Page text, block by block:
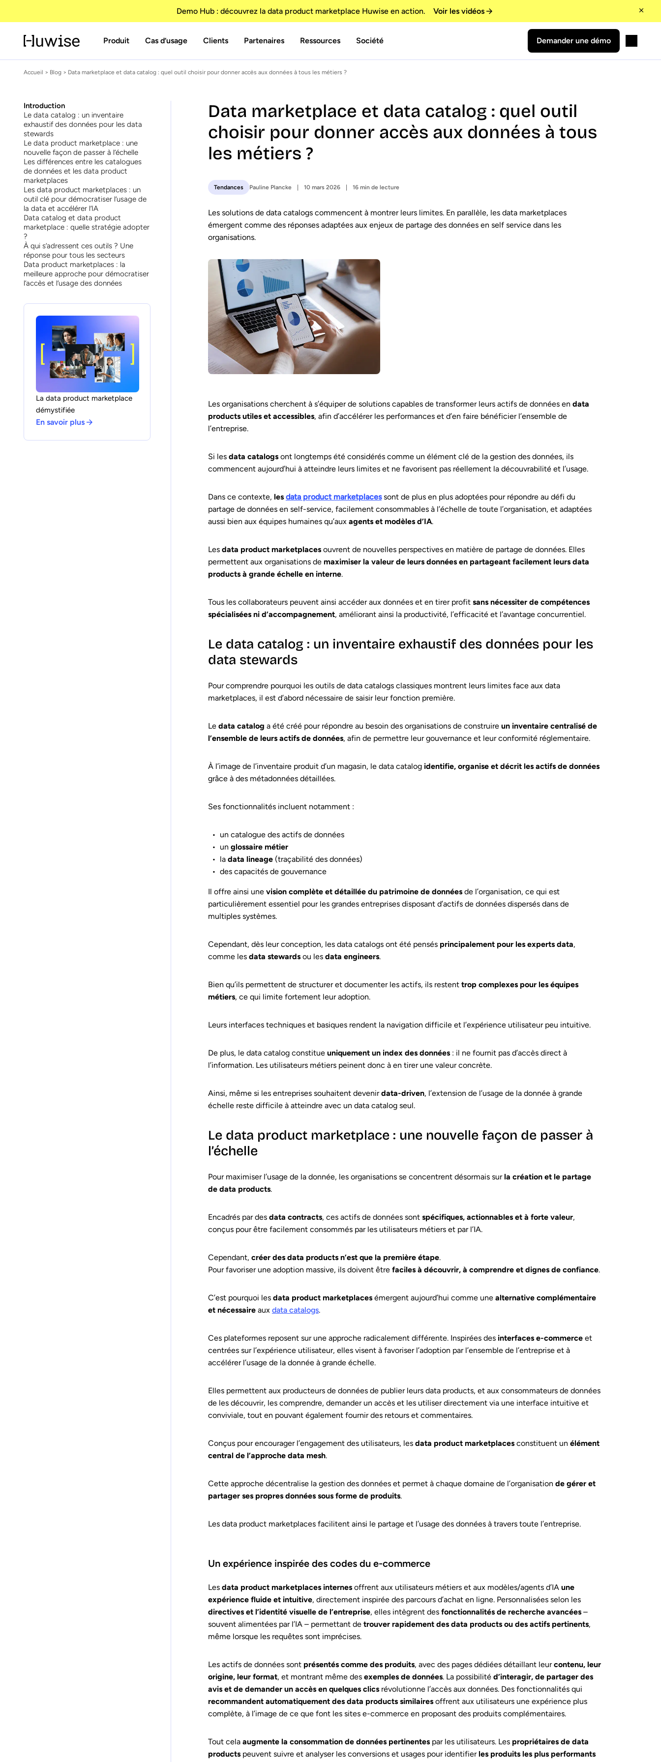
Demo Hub : découvrez la data product marketplace Huwise en action. Voir les vidéos
Produit Cas d’usage Clients Partenaires Ressources Société Demander une démo
Accueil > Blog > Data marketplace et data catalog : quel outil choisir pour donner accès aux données à tous les métiers ?
Introduction
Le data catalog : un inventaire
exhaustif des données pour les data
stewards
Le data product marketplace : une
nouvelle façon de passer à l’échelle
Les différences entre les catalogues
de données et les data product
marketplaces
Les data product marketplaces : un
outil clé pour démocratiser l’usage de
la data et accélérer l’IA
Data catalog et data product
marketplace : quelle stratégie adopter
?
À qui s’adressent ces outils ? Une
réponse pour tous les secteurs
Data product marketplaces : la
meilleure approche pour démocratiser
l’accès et l’usage des données
La data product marketplace
démystifiée
En savoir plus
Data marketplace et data catalog : quel outil
choisir pour donner accès aux données à tous
les métiers ?
Tendances Pauline Plancke 10 mars 2026 16 min de lecture
Les solutions de data catalogs commencent à montrer leurs limites. En parallèle, les data marketplaces
émergent comme des réponses adaptées aux enjeux de partage des données en self service dans les
organisations.
Les organisations cherchent à s’équiper de solutions capables de transformer leurs actifs de données en data
products utiles et accessibles, afin d’accélérer les performances et d’en faire bénéficier l’ensemble de
l’entreprise.
Si les data catalogs ont longtemps été considérés comme un élément clé de la gestion des données, ils
commencent aujourd’hui à atteindre leurs limites et ne favorisent pas réellement la découvrabilité et l’usage.
Dans ce contexte, les data product marketplacessont de plus en plus adoptées pour répondre au défi du
partage de données en self-service, facilement consommables à l’échelle de toute l’organisation, et adaptées
aussi bien aux équipes humaines qu’aux agents et modèles d’IA.
Les data product marketplacesouvrent de nouvelles perspectives en matière de partage de données. Elles
permettent aux organisations de maximiser la valeur de leurs données en partageant facilement leurs data
products à grande échelle en interne.
Tous les collaborateurs peuvent ainsi accéder aux données et en tirer profit sans nécessiter de compétences
spécialisées ni d’accompagnement, améliorant ainsi la productivité, l’efficacité et l’avantage concurrentiel.
Le data catalog : un inventaire exhaustif des données pour les
data stewards
Pour comprendre pourquoi les outils de data catalogs classiques montrent leurs limites face aux data
marketplaces, il est d’abord nécessaire de saisir leur fonction première.
Le data catalog a été créé pour répondre au besoin des organisations de construire un inventaire centralisé de
l’ensemble de leurs actifs de données, afin de permettre leur gouvernance et leur conformité réglementaire.
À l’image de l’inventaire produit d’un magasin, le data catalog identifie, organise et décrit les actifs de données
grâce à des métadonnées détaillées.
Ses fonctionnalités incluent notamment :
un catalogue des actifs de données
un glossaire métier
la data lineage(traçabilité des données)
des capacités de gouvernance
Il offre ainsi une vision complète et détaillée du patrimoine de donnéesde l’organisation, ce qui est
particulièrement essentiel pour les grandes entreprises disposant d’actifs de données dispersés dans de
multiples systèmes.
Cependant, dès leur conception, les data catalogs ont été pensés principalement pour les experts data,
comme les data stewardsou les data engineers.
Bien qu’ils permettent de structurer et documenter les actifs, ils restent trop complexes pour les équipes
métiers, ce qui limite fortement leur adoption.
Leurs interfaces techniques et basiques rendent la navigation difficile et l’expérience utilisateur peu intuitive.
De plus, le data catalog constitue uniquement un index des données: il ne fournit pas d’accès direct à
l’information. Les utilisateurs métiers peinent donc à en tirer une valeur concrète.
Ainsi, même si les entreprises souhaitent devenirdata-driven, l’extension de l’usage de la donnée à grande
échelle reste difficile à atteindre avec un data catalog seul.
Le data product marketplace : une nouvelle façon de passer à
l’échelle
Pour maximiser l’usage de la donnée, les organisations se concentrent désormais surla création et le partage
de data products.
Encadrés par des data contracts, ces actifs de données sont spécifiques, actionnables et à forte valeur,
conçus pour être facilement consommés par les utilisateurs métiers et par l’IA.
Cependant, créer des data products n’est que la première étape.
Pour favoriser une adoption massive, ils doivent être faciles à découvrir, à comprendre et dignes de confiance.
C’est pourquoi les data product marketplacesémergent aujourd’hui comme une alternative complémentaire
et nécessaireaux data catalogs.
Ces plateformes reposent sur une approche radicalement différente. Inspirées des interfaces e-commerceet
centrées sur l’expérience utilisateur, elles visent à favoriser l’adoption par l’ensemble de l’entreprise et à
accélérer l’usage de la donnée à grande échelle.
Elles permettent aux producteurs de données de publier leurs data products, et aux consommateurs de données
de les découvrir, les comprendre, demander un accès et les utiliser directement via une interface intuitive et
conviviale, tout en pouvant également fournir des retours et commentaires.
Conçus pour encourager l’engagement des utilisateurs, les data product marketplacesconstituent un élément
central de l’approche data mesh.
Cette approche décentralise la gestion des données et permet à chaque domaine de l’organisation de gérer et
partager ses propres données sous forme de produits.
Les data product marketplaces facilitent ainsi le partage et l’usage des données à travers toute l’entreprise.
Un expérience inspirée des codes du e-commerce
Les data product marketplaces internesoffrent aux utilisateurs métiers et aux modèles/agents d’IA une
expérience fluide et intuitive, directement inspirée des parcours d’achat en ligne. Personnalisées selon les
directives et l’identité visuelle de l’entreprise, elles intègrent des fonctionnalités de recherche avancées–
souvent alimentées par l’IA – permettant de trouver rapidement des data products ou des actifs pertinents,
même lorsque les requêtes sont imprécises.
Les actifs de données sont présentés comme des produits, avec des pages dédiées détaillant leurcontenu, leur
origine, leur format, et montrant même des exemples de données. La possibilité d’interagir, de partager des
avis et de demander un accès en quelques clicsrévolutionne l’accès aux données. Des fonctionnalités qui
recommandent automatiquement des data products similairesoffrent aux utilisateurs une expérience plus
complète, à l’image de ce que font les sites e-commerce en proposant des produits complémentaires.
Tout cela augmente la consommation de données pertinentespar les utilisateurs. Les propriétaires de data
productspeuvent suivre et analyser les conversions et usages pour identifierles produits les plus performants